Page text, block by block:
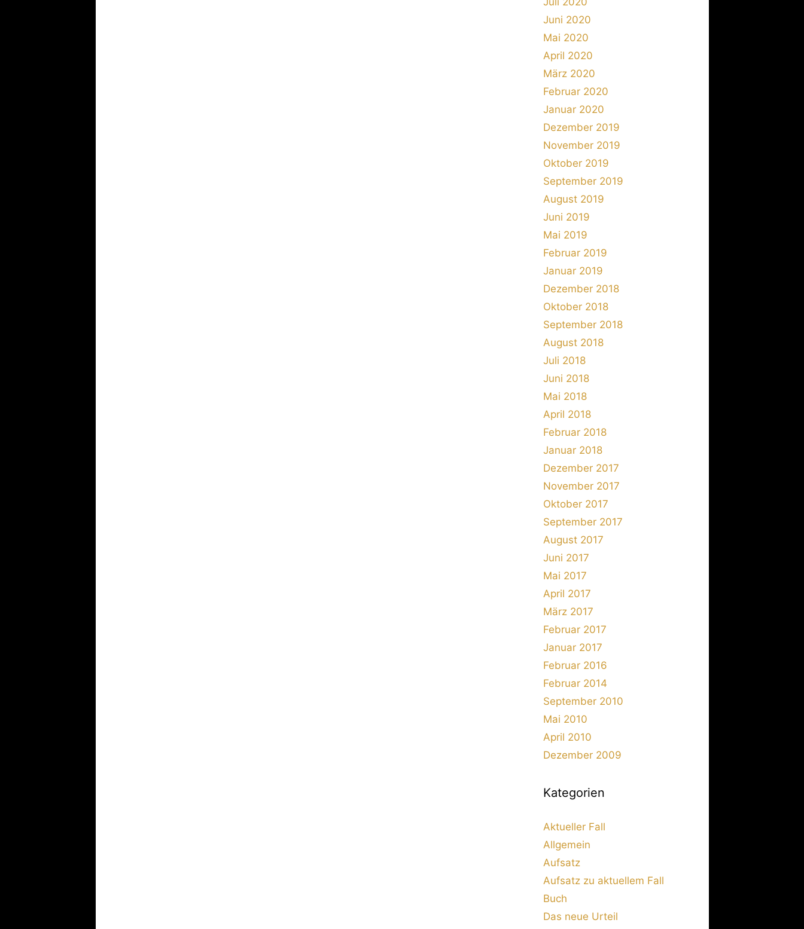
Juni 2020
Mai 2020
April 2020
März 2020
Februar 2020
Januar 2020
Dezember 2019
November 2019
Oktober 2019
September 2019
August 2019
Juni 2019
Mai 2019
Februar 2019
Januar 2019
Dezember 2018
Oktober 2018
September 2018
August 2018
Juli 2018
Juni 2018
Mai 2018
April 2018
Februar 2018
Januar 2018
Dezember 2017
November 2017
Oktober 2017
September 2017
August 2017
Juni 2017
Mai 2017
April 2017
März 2017
Februar 2017
Januar 2017
Februar 2016
Februar 2014
September 2010
Mai 2010
April 2010
Dezember 2009
Kategorien
Aktueller Fall
Allgemein
Aufsatz
Aufsatz zu aktuellem Fall
Buch
Das neue Urteil